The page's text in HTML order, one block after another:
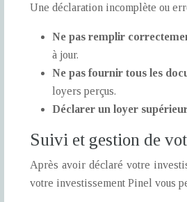
Une déclaration incomplète ou
Ne pas remplir
à jour.
Ne pas fournir tous les
loyers perçus.
Déclarer un loyer
Suivi et gestion de
Après avoir déclaré votre
votre investissement Pinel vous